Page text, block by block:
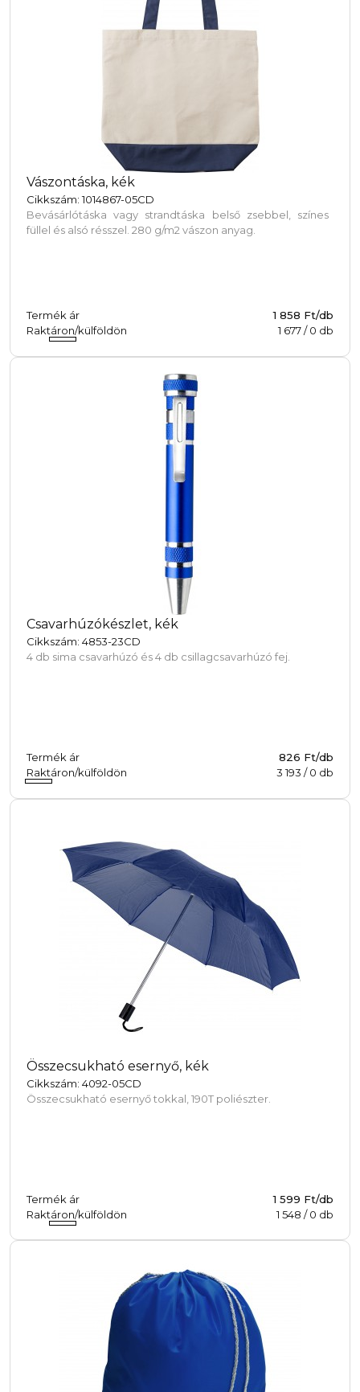
Vászontáska, kék
Cikkszám: 1014867-05CD
Bevásárlótáska vagy strandtáska belső zsebbel, színes
füllel és alsó résszel. 280 g/m2 vászon anyag.
Termék ár
1 858 Ft/db
Raktáron/külföldön
1 677/0 db
Csavarhúzókészlet, kék
Cikkszám: 4853-23CD
4 db sima csavarhúzó és 4 db csillagcsavarhúzó fej.
Termék ár
826 Ft/db
Raktáron/külföldön
3 193 /0 db
Összecsukható esernyő, kék
Cikkszám: 4092-05CD
Összecsukható esernyő tokkal, 190T poliészter.
Termék ár
1 599 Ft/db
Raktáron/külföldön
1 548 /0 db